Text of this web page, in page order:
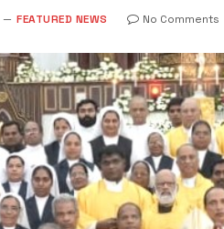
FEATURED NEWS No Comments